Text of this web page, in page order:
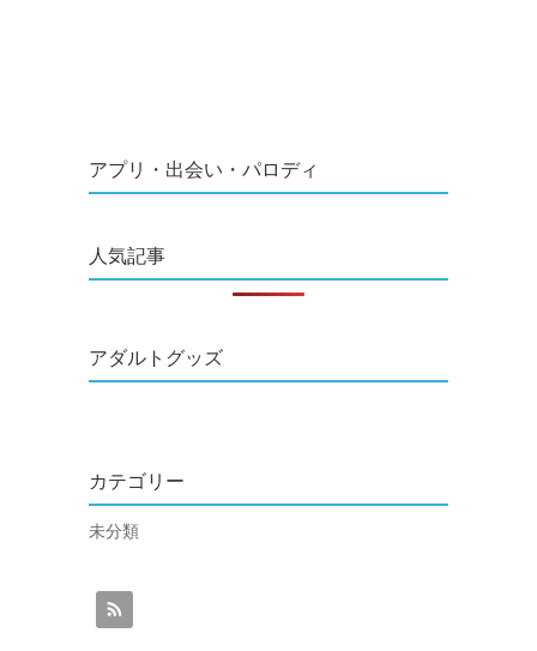
アプリ・出会い・パロディ
人気記事
アダルトグッズ
カテゴリー
未分類